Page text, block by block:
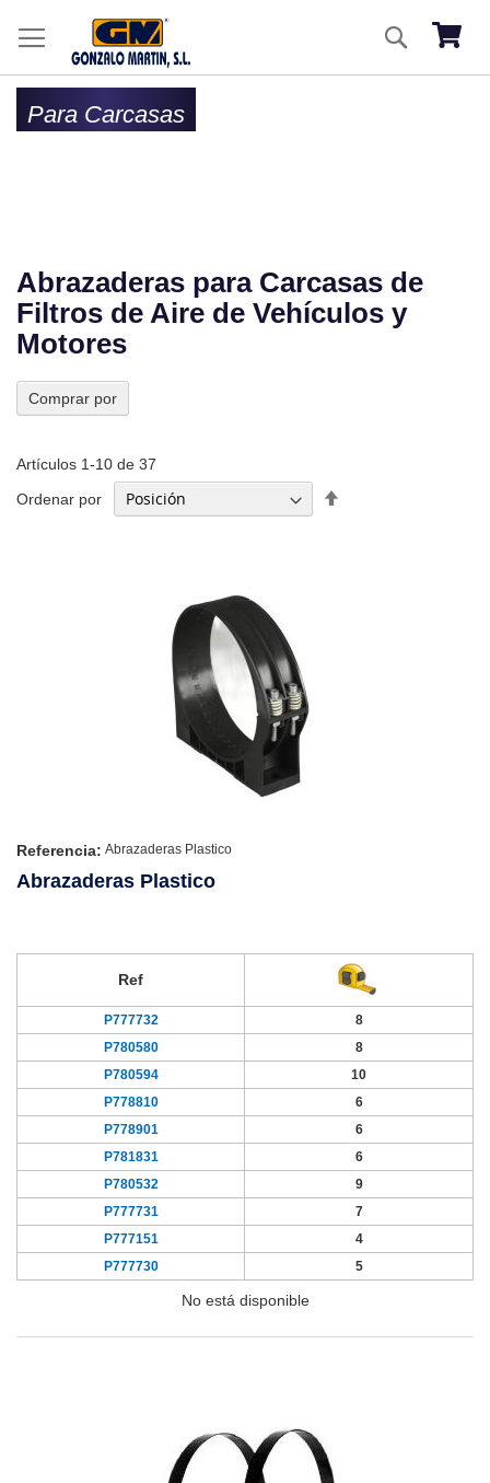
Mi
Buscar
Para Carcasas
Abrazaderas para Carcasas de
Filtros de Aire de Vehículos y
Motores
Artículos 1-10 de 37
Ordenar por
Referencia: Abrazaderas Plastico
Abrazaderas Plastico
Ref
P777732
8
P780580
8
P780594
10
P778810
6
P778901
6
P781831
6
P780532
9
P777731
7
P777151
4
P777730
5
No está disponible
Comprar por